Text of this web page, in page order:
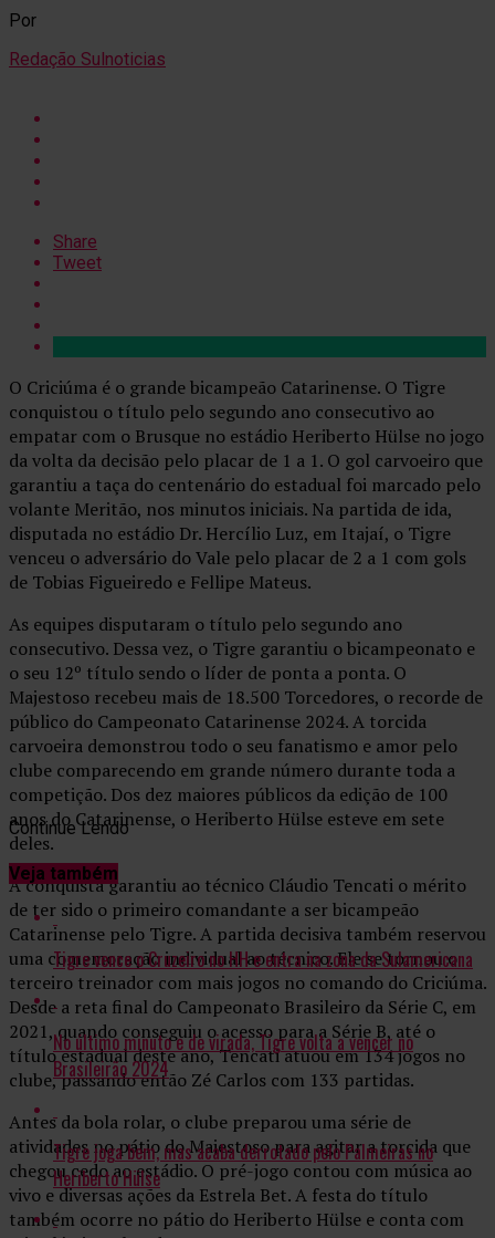
Por
Redação Sulnoticias
Share
Tweet
O Criciúma é o grande bicampeão Catarinense. O Tigre
conquistou o título pelo segundo ano consecutivo ao
empatar com o Brusque no estádio Heriberto Hülse no jogo
da volta da decisão pelo placar de 1 a 1. O gol carvoeiro que
garantiu a taça do centenário do estadual foi marcado pelo
volante Meritão, nos minutos iniciais. Na partida de ida,
disputada no estádio Dr. Hercílio Luz, em Itajaí, o Tigre
venceu o adversário do Vale pelo placar de 2 a 1 com gols
de Tobias Figueiredo e Fellipe Mateus.
As equipes disputaram o título pelo segundo ano
consecutivo. Dessa vez, o Tigre garantiu o bicampeonato e
o seu 12º título sendo o líder de ponta a ponta. O
Majestoso recebeu mais de 18.500 Torcedores, o recorde de
público do Campeonato Catarinense 2024. A torcida
carvoeira demonstrou todo o seu fanatismo e amor pelo
clube comparecendo em grande número durante toda a
competição. Dos dez maiores públicos da edição de 100
anos do Catarinense, o Heriberto Hülse esteve em sete
deles.
A conquista garantiu ao técnico Cláudio Tencati o mérito
de ter sido o primeiro comandante a ser bicampeão
Catarinense pelo Tigre. A partida decisiva também reservou
uma comemoração individual ao técnico. Ele se tornou o
terceiro treinador com mais jogos no comando do Criciúma.
Desde a reta final do Campeonato Brasileiro da Série C, em
2021, quando conseguiu o acesso para a Série B, até o
título estadual deste ano, Tencati atuou em 134 jogos no
clube, passando então Zé Carlos com 133 partidas.
Antes da bola rolar, o clube preparou uma série de
atividades no pátio do Majestoso para agitar a torcida que
chegou cedo ao estádio. O pré-jogo contou com música ao
vivo e diversas ações da Estrela Bet. A festa do título
também ocorre no pátio do Heriberto Hülse e conta com
Continue Lendo
Veja também
Tigre vence o Cruzeiro no HH e entra na zona da Sulamericana
No último minuto e de virada, Tigre volta a vencer no
Brasileirão 2024
Tigre joga bem, mas acaba derrotado pelo Palmeiras no
Heriberto Hülse